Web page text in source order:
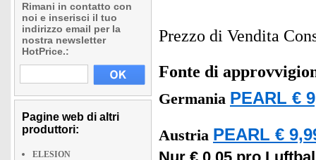
Rimani in contatto con
noi e inserisci il tuo
indirizzo email per la
nostra newsletter
HotPrice.:
Pagine web di altri
produttori:
ELESION
Prezzo di Vendita
Fonte di
Germania PEARL €
Austria PEARL €